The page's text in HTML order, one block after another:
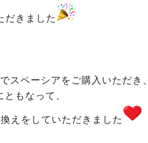
だきました
スペーシアをご購入いただき、
もなって、
えをしていただきました